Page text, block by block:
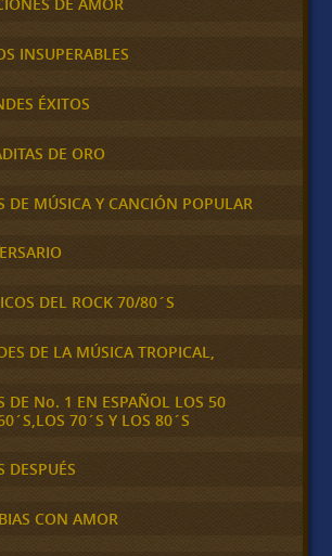
DE AMOR
INSUPERABLES
ÉXITOS
DE ORO
DE MÚSICA Y CANCIÓN POPULAR
DEL ROCK 70/80´S
DE LA MÚSICA TROPICAL,
DE No. 1 EN ESPAÑOL LOS 50
70´S Y LOS 80´S
DESPUÉS
CON AMOR